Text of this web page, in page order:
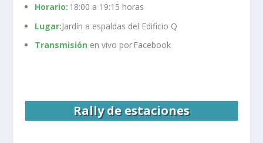
Horario: 18:00 a 19:15 horas
Lugar:Jardín a espaldas del Edificio Q
Transmisión en vivo por Facebook
Rally de estaciones